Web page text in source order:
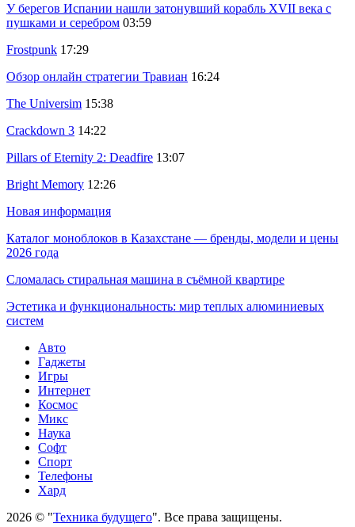
У берегов Испании нашли затонувший корабль XVII века с
пушками и серебром 03:59
Frostpunk 17:29
Обзор онлайн стратегии Травиан 16:24
The Universim 15:38
Crackdown 3 14:22
Pillars of Eternity 2: Deadfire 13:07
Bright Memory 12:26
Новая информация
Каталог моноблоков в Казахстане — бренды, модели и цены
2026 года
Сломалась стиральная машина в съёмной квартире
Эстетика и функциональность: мир теплых алюминиевых
систем
Авто
Гаджеты
Игры
Интернет
Космос
Микс
Наука
Софт
Спорт
Телефоны
Хард
2026 © "Техника будущего". Все права защищены.